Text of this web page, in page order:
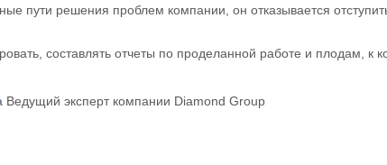
пути решения проблем компании, он отказывается
составлять отчеты по проделанной работе и плодам, к
Ведущий эксперт компании Diamond Group